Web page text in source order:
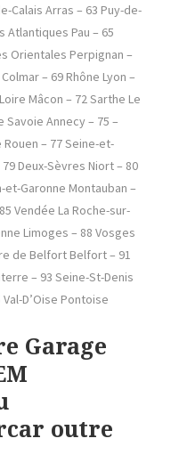
Calais Arras – 63 Puy-de-
Atlantiques Pau – 65
Orientales Perpignan –
– 69 Rhône Lyon –
Mâcon – 72 Sarthe Le
Savoie Annecy – 75 –
– 77 Seine-et-
Deux-Sèvres Niort – 80
et-Garonne Montauban –
Vendée La Roche-sur-
Limoges – 88 Vosges
de Belfort Belfort – 91
– 93 Seine-St-Denis
D’Oise Pontoise
Garage
outre